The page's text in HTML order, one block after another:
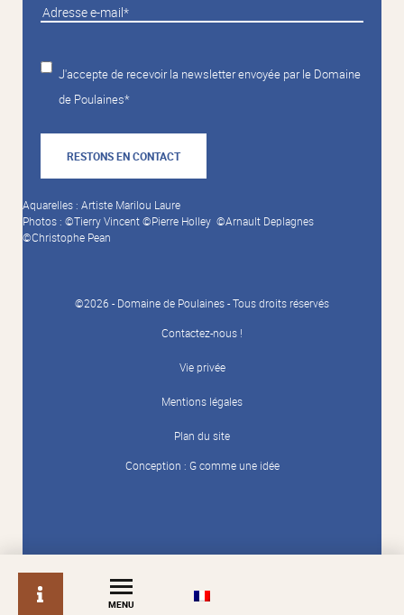
info
MENU
J'accepte de recevoir la newsletter envoyée par le Domaine
de Poulaines*
RESTONS EN CONTACT
Aquarelles : Artiste Marilou Laure
Photos : ©Tierry Vincent ©Pierre Holley ©Arnault Deplagnes
©Christophe Pean
©2026 - Domaine de Poulaines - Tous droits réservés
Contactez-nous !
Vie privée
Mentions légales
Plan du site
Conception : G comme une idée